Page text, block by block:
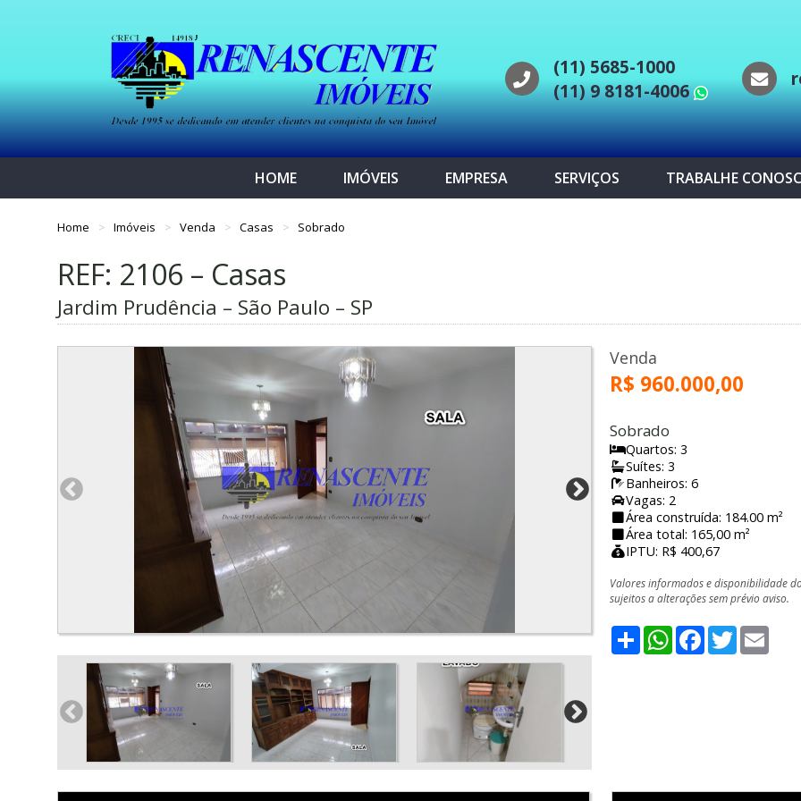
(11) 5685-1000
(11) 9 8181-4006
HOME IMÓVEIS EMPRESA SERVIÇOS TRABALHE
Home Imóveis Venda Casas Sobrado
REF: 2106 – Casas
Jardim Prudência – São Paulo – SP
Venda
R$ 960.000,00
Sobrado
Quartos: 3
Suítes: 3
Banheiros: 6
Vagas: 2
Área construída: 184.00 m²
Área total: 165,00 m²
IPTU: R$ 400,67
Valores informados e disponibilidade
sujeitos a alterações sem prévio aviso.
ShareWhatsApp
Facebook
Twitter